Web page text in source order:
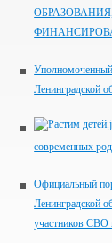
Ленинградской
современных
Официальный
Ленинградской
участников СВО